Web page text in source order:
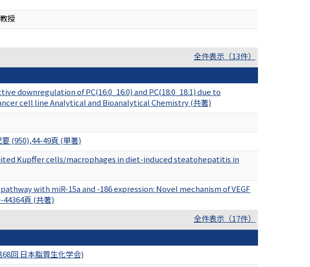
授
全件表示（13件）
downregulation of PC(16:0_16:0) and PC(18:0_18:1) due to
cell line Analytical and Bioanalytical Chemistry (共著)
(950),44-49頁 (単著)
Kupffer cells/macrophages in diet-induced steatohepatitis in
with miR-15a and -186 expression: Novel mechanism of VEGF
頁 (共著)
全件表示（17件）
回 日本脂質生化学会)